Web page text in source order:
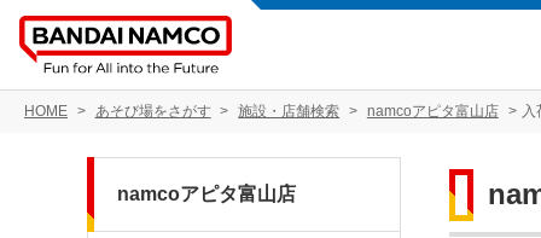
HOME あそび場をさがす 施設・店舗検索 namcoアピタ富山店 入
namcoアピタ富山店